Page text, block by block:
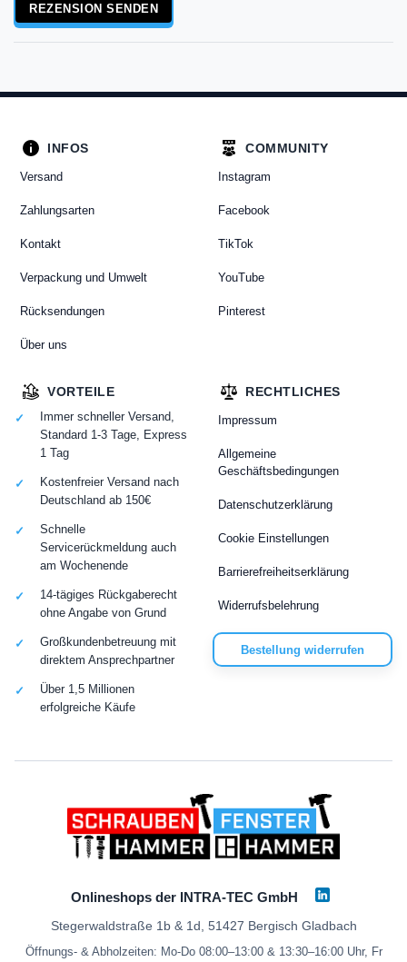
REZENSION SENDEN
INFOS
Versand
Zahlungsarten
Kontakt
Verpackung und Umwelt
Rücksendungen
Über uns
COMMUNITY
Instagram
Facebook
TikTok
YouTube
Pinterest
RECHTLICHES
Impressum
Allgemeine
Geschäftsbedingungen
Datenschutzerklärung
Cookie Einstellungen
Barrierefreiheitserklärung
Widerrufsbelehrung
Bestellung widerrufen
VORTEILE
Immer schneller Versand,
Standard 1-3 Tage, Express
1 Tag
Kostenfreier Versand nach
Deutschland ab 150€
Schnelle
Servicerückmeldung auch
am Wochenende
14-tägiges Rückgaberecht
ohne Angabe von Grund
Großkundenbetreuung mit
direktem Ansprechpartner
Über 1,5 Millionen
erfolgreiche Käufe
Onlineshops der INTRA-TEC GmbH
Stegerwaldstraße 1b & 1d, 51427 Bergisch Gladbach
Öffnungs- & Abholzeiten: Mo-Do 08:00–13:00 & 13:30–16:00 Uhr, Fr